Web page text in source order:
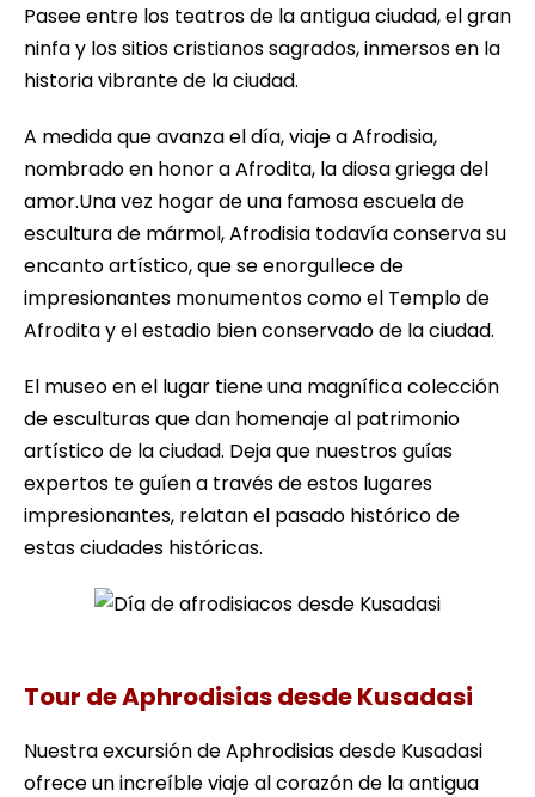
Pasee entre los teatros de la antigua ciudad, el gran
ninfa y los sitios cristianos sagrados, inmersos en la
historia vibrante de la ciudad.
A medida que avanza el día, viaje a Afrodisia,
nombrado en honor a Afrodita, la diosa griega del
amor.Una vez hogar de una famosa escuela de
escultura de mármol, Afrodisia todavía conserva su
encanto artístico, que se enorgullece de
impresionantes monumentos como el Templo de
Afrodita y el estadio bien conservado de la ciudad.
El museo en el lugar tiene una magnífica colección
de esculturas que dan homenaje al patrimonio
artístico de la ciudad. Deja que nuestros guías
expertos te guíen a través de estos lugares
impresionantes, relatan el pasado histórico de
estas ciudades históricas.
Tour de Aphrodisias desde Kusadasi
Nuestra excursión de Aphrodisias desde Kusadasi
ofrece un increíble viaje al corazón de la antigua